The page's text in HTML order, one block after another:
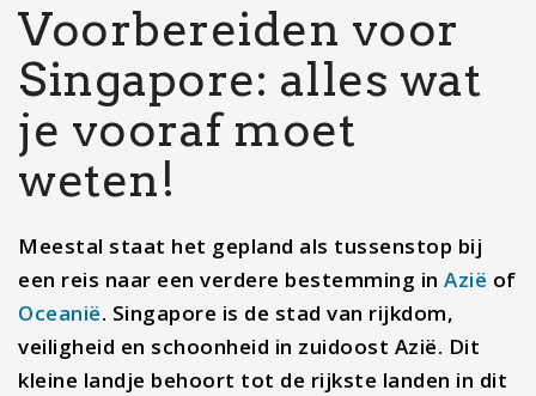
Voorbereiden voor
Singapore: alles wat
je vooraf moet
weten!
Meestal staat het gepland als tussenstop bij
een reis naar een verdere bestemming in Azië of
Oceanië. Singapore is de stad van rijkdom,
veiligheid en schoonheid in zuidoost Azië. Dit
kleine landje behoort tot de rijkste landen in dit